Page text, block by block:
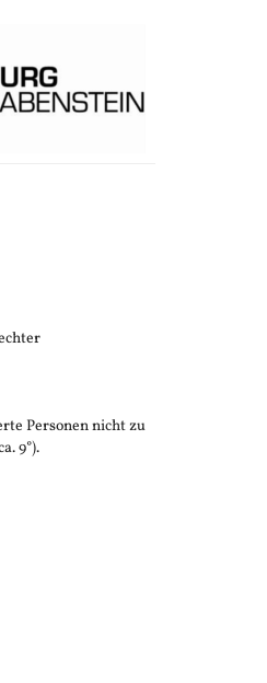
Personen nicht zu
9°).